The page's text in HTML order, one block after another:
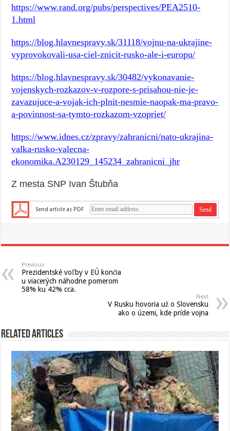
https://www.rand.org/pubs/perspectives/PEA2510-
1.html
https://blog.hlavnespravy.sk/31118/vojnu-na-ukrajine-
vyprovokovali-usa-ciel-znicit-rusko-ale-i-europu/
https://blog.hlavnespravy.sk/30482/vykonavanie-
vojenskych-rozkazov-v-rozpore-s-prisahou-nie-je-
zavazujuce-a-vojak-ich-plnit-nesmie-naopak-ma-pravo-
a-povinnost-sa-tymto-rozkazom-vzopriet/
https://www.idnes.cz/zpravy/zahranicni/nato-ukrajina-
valka-rusko-valecna-
ekonomika.A230129_145234_zahranicni_jhr
Z mesta SNP Ivan Štubňa
Send article as PDF
Previous
Prezidentské voľby v EÚ končia
u viacerých náhodne pomerom
58% ku 42% cca.
Next
V Rusku hovoria už o Slovensku
ako o územi, kde príde vojna
Related Articles